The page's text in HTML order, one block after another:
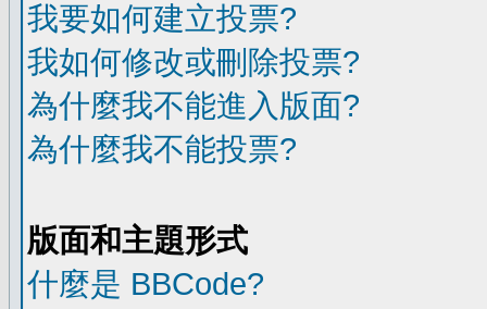
我要如何建立投票?
我如何修改或刪除投票?
為什麼我不能進入版面?
為什麼我不能投票?
版面和主題形式
什麼是 BBCode?